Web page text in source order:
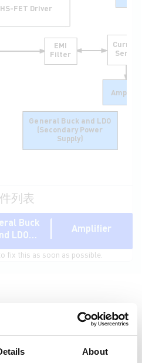
About
General Buck and LDO
(Secondary Power
Supply)
Current
Sensor
EMI
Filter
HS-FET Driver
列表
Buck
LDO
Supply)
Amplifier
fix this as soon as possible.